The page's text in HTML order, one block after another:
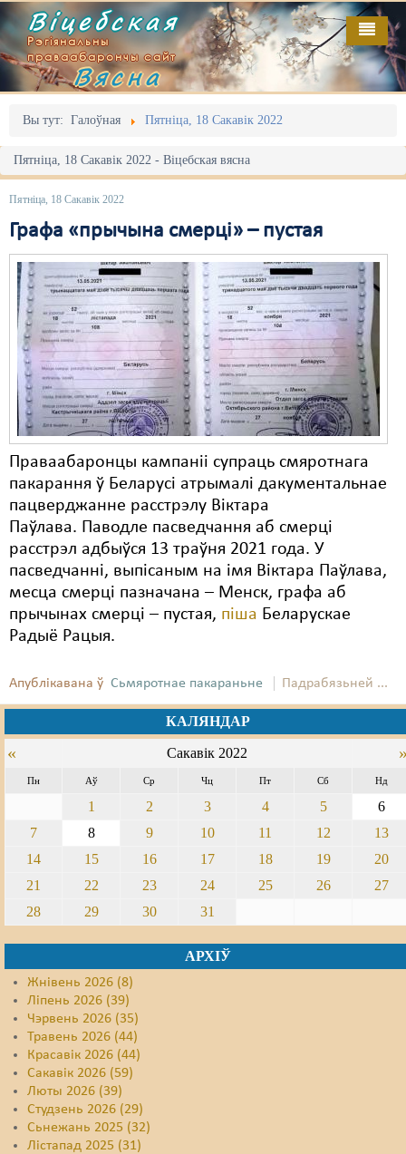
Віцебская
Рэгіянальны
праваабарончы сайт
Вясна
Вы тут: Галоўная Пятніца, 18 Сакавік 2022
Пятніца, 18 Сакавік 2022 - Віцебская вясна
Пятніца, 18 Сакавік 2022
Графа «прычына смерці» – пустая
Праваабаронцы кампаніі супраць смяротнага
пакарання ў Беларусі атрымалі дакументальнае
пацверджанне расстрэлу Віктара
Паўлава. Паводле пасведчання аб смерці
расстрэл адбыўся 13 траўня 2021 года. У
пасведчанні, выпісаным на імя Віктара Паўлава,
месца смерці пазначана – Менск, графа аб
прычынах смерці – пустая, піша Беларускае
Радыё Рацыя.
Апублікавана ў Сьмяротнае пакараньне Падрабязьней ...
КАЛЯНДАР
« Сакавік 2022
Пн Аў Ср Чц Пт Сб Нд
1 2 3 4 5
6
7
8 9 10 11 12
13
14
15 16 17 18 19
20
21
22 23 24 25 26
27
28
29 30 31
АРХІЎ
Жнівень 2026 (8)
Ліпень 2026 (39)
Чэрвень 2026 (35)
Травень 2026 (44)
Красавік 2026 (44)
Сакавік 2026 (59)
Люты 2026 (39)
Студзень 2026 (29)
Сьнежань 2025 (32)
Лістапад 2025 (31)
Галоўная
Адміністрацыйны перасьлед
Акцыі
Выбары
Грамадзянскія ініцыятывы
Дзяржава
Дыскрымінацыя
Затрыманьні
Карная псыхіятрыя
КПЧ ААН
Культурныя правы
ЛПП
Мігранты
Мірныя сходы
Палітвязьні
Пэнітэнцыярная сыстэма
Свабода сумленьня
Суд
Экалёгія
Правы працоўных
Сацыяльныя правы
Выданьні
Відэа
Пра нас
RSS